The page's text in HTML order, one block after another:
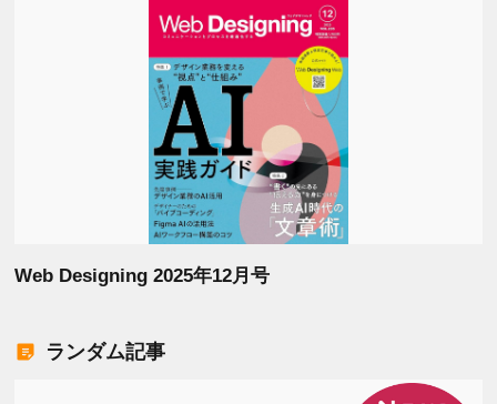
Web Designing 2025年12月号
ランダム記事